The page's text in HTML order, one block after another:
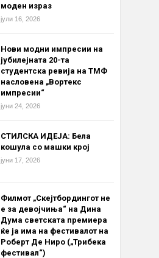
моден израз
јули 16, 2026
Нови модни импресии на
јубилејната 20-та
студентска ревија на ТМФ
насловена „Вортекс
импресии“
јуни 24, 2026
СТИЛСКА ИДЕЈА: Бела
кошула со машки крој
јуни 17, 2026
Филмот „Скејтбордингот не
е за девојчиња“ на Дина
Дума светската премиера
ќе ја има на фестивалот на
Роберт Де Ниро („Трибека
фестивал“)